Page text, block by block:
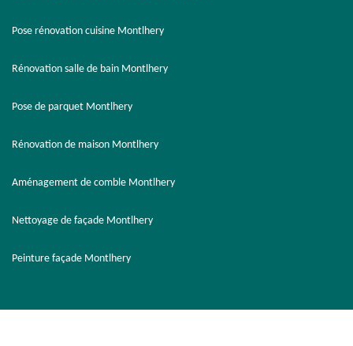
Pose rénovation cuisine Montlhery
Rénovation salle de bain Montlhery
Pose de parquet Montlhery
Rénovation de maison Montlhery
Aménagement de comble Montlhery
Nettoyage de façade Montlhery
Peinture façade Montlhery